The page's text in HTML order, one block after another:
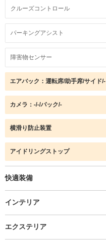
クルーズコントロール
パーキングアシスト
障害物センサー
エアバック：運転席/助手席/サイド/-
カメラ：-/-/バック/-
横滑り防止装置
アイドリングストップ
快適装備
インテリア
エクステリア